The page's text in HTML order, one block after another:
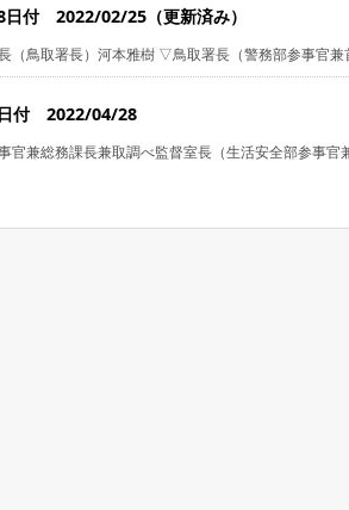
付 2022/02/25（更新済み）
（鳥取署長）河本雅樹 ▽鳥取署長（警務部参事官兼
付 2022/04/28
官兼総務課長兼取調べ監督室長（生活安全部参事官